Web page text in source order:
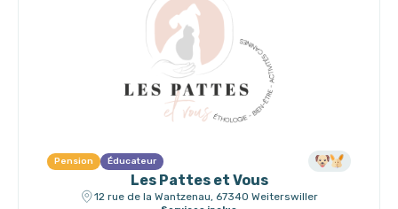
Pension Éducateur
Les Pattes et Vous
12 rue de la Wantzenau, 67340 Weiterswiller